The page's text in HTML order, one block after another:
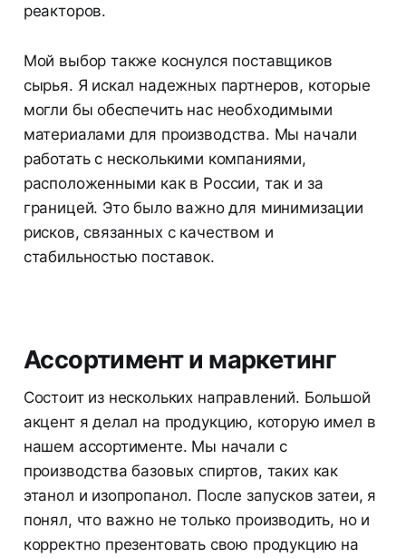
реакторов.
Мой выбор также коснулся поставщиков
сырья. Я искал надежных партнеров, которые
могли бы обеспечить нас необходимыми
материалами для производства. Мы начали
работать с несколькими компаниями,
расположенными как в России, так и за
границей. Это было важно для минимизации
рисков, связанных с качеством и
стабильностью поставок.
Ассортимент и маркетинг
Состоит из нескольких направлений. Большой
акцент я делал на продукцию, которую имел в
нашем ассортименте. Мы начали с
производства базовых спиртов, таких как
этанол и изопропанол. После запусков затеи, я
понял, что важно не только производить, но и
корректно презентовать свою продукцию на